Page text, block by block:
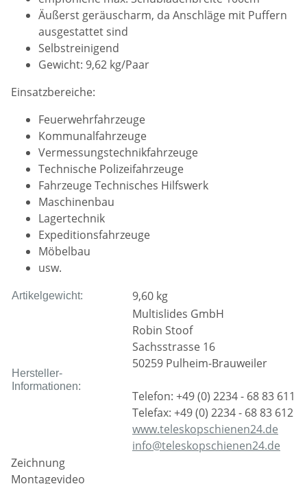
Äußerst geräuscharm, da Anschläge mit Puffern
ausgestattet sind
Selbstreinigend
Gewicht: 9,62 kg/Paar
Einsatzbereiche:
Feuerwehrfahrzeuge
Kommunalfahrzeuge
Vermessungstechnikfahrzeuge
Technische Polizeifahrzeuge
Fahrzeuge Technisches Hilfswerk
Maschinenbau
Lagertechnik
Expeditionsfahrzeuge
Möbelbau
usw.
Artikelgewicht: 9,60 kg
Hersteller-
Informationen:
Multislides GmbH
Robin Stoof
Sachsstrasse 16
50259 Pulheim-Brauweiler
Telefon: +49 (0) 2234 - 68 83 611
Telefax: +49 (0) 2234 - 68 83 612
www.teleskopschienen24.de
info@teleskopschienen24.de
Zeichnung
Montagevideo